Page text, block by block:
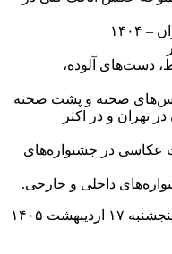
دست‌های آلوده،
عکس‌های صحنه و پشت صحنه
تهران و در اکثر
عکاسی در جشنواره‌های
داخلی و خارجی.
نمایشگاه «بلوط‌های سپید» ساعت ۱۷ پنجشنبه ۱۷ اردیبهشت ۱۴۰۵